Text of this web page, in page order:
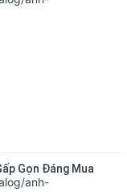
Gọn Đáng Mua